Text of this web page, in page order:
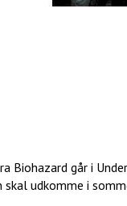
går i
udkomme i